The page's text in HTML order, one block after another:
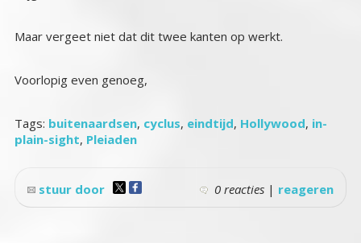
Maar vergeet niet dat dit twee kanten op werkt.
Voorlopig even genoeg,
Tags: buitenaardsen, cyclus, eindtijd, Hollywood, in-
plain-sight, Pleiaden
0 reacties | reageren
stuur door